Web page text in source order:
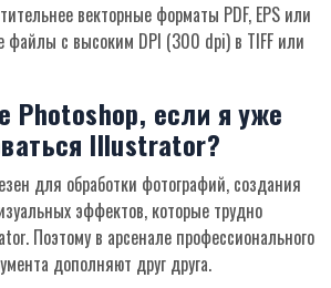
векторные форматы PDF, EPS или
файлы с высоким DPI (300 dpi) в TIFF или
Photoshop, если я уже
Illustrator?
для обработки фотографий, создания
эффектов, которые трудно
Поэтому в арсенале профессионального
дополняют друг друга.